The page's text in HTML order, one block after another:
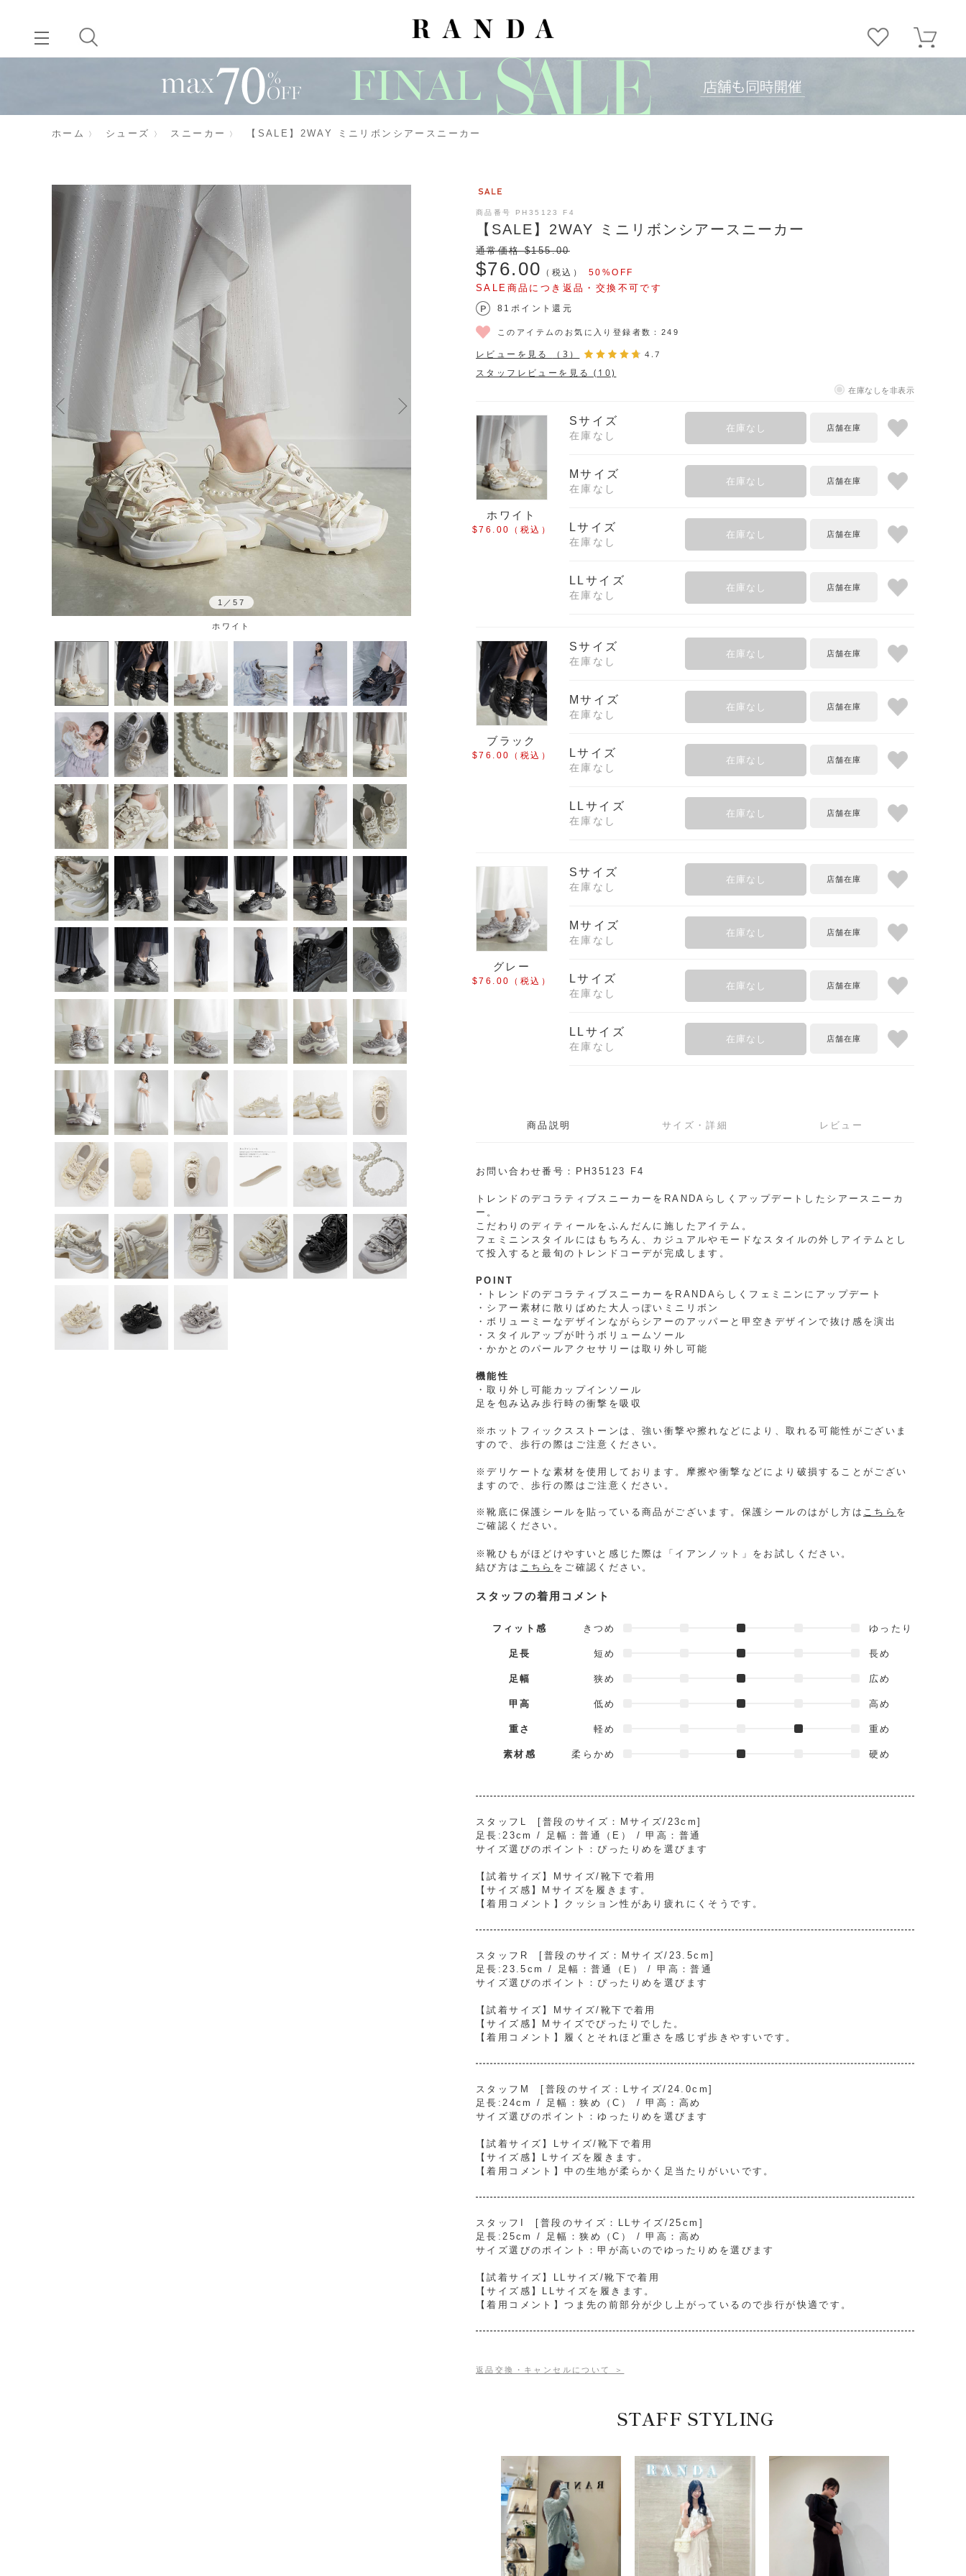
ホーム シューズ スニーカー 【SALE】2WAY ミニリボンシアースニーカー
1 ／57
ホワイト
商品番号 PH35123 F4
【SALE】2WAY ミニリボンシアースニーカー
通常価格 $‌155.00
$‌76.00 （税込） 50%OFF
SALE商品につき返品・交換不可です
81ポイント還元
このアイテムのお気に入り登録者数： 249
レビューを見る （3） 4.7
スタッフレビューを見る (10)
在庫なしを非表示
ホワイト
$‌76.00 （税込）
Sサイズ
在庫なし
在庫なし
Mサイズ
在庫なし
在庫なし
Lサイズ
在庫なし
在庫なし
LLサイズ
在庫なし
在庫なし
ブラック
$‌76.00 （税込）
Sサイズ
在庫なし
在庫なし
Mサイズ
在庫なし
在庫なし
Lサイズ
在庫なし
在庫なし
LLサイズ
在庫なし
在庫なし
グレー
$‌76.00 （税込）
Sサイズ
在庫なし
在庫なし
Mサイズ
在庫なし
在庫なし
Lサイズ
在庫なし
在庫なし
LLサイズ
在庫なし
在庫なし
商品説明 サイズ・詳細 レビュー
お問い合わせ番号：PH35123 F4
トレンドのデコラティブスニーカーをRANDAらしくアップデートしたシアースニーカ
ー。
こだわりのディティールをふんだんに施したアイテム。
フェミニンスタイルにはもちろん、カジュアルやモードなスタイルの外しアイテムとし
て投入すると最旬のトレンドコーデが完成します。
POINT
・トレンドのデコラティブスニーカーをRANDAらしくフェミニンにアップデート
・シアー素材に散りばめた大人っぽいミニリボン
・ボリューミーなデザインながらシアーのアッパーと甲空きデザインで抜け感を演出
・スタイルアップが叶うボリュームソール
・かかとのパールアクセサリーは取り外し可能
機能性
・取り外し可能カップインソール
足を包み込み歩行時の衝撃を吸収
※ホットフィックスストーンは、強い衝撃や擦れなどにより、取れる可能性がございま
すので、歩行の際はご注意ください。
※デリケートな素材を使用しております。摩擦や衝撃などにより破損することがござい
ますので、歩行の際はご注意ください。
※靴底に保護シールを貼っている商品がございます。保護シールのはがし方は こちら を
ご確認ください。
※靴ひもがほどけやすいと感じた際は「イアンノット」をお試しください。
結び方は こちら をご確認ください。
スタッフの着用コメント
フィット感 きつめ ゆったり
足長 短め 長め
足幅 狭め 広め
甲高 低め 高め
重さ 軽め 重め
素材感 柔らかめ 硬め
スタッフL [普段のサイズ：Mサイズ/23cm]
足長:23cm / 足幅：普通（E） / 甲高：普通
サイズ選びのポイント：ぴったりめを選びます
【試着サイズ】Mサイズ/靴下で着用
【サイズ感】Mサイズを履きます。
【着用コメント】クッション性があり疲れにくそうです。
スタッフR [普段のサイズ：Mサイズ/23.5cm]
足長:23.5cm / 足幅：普通（E） / 甲高：普通
サイズ選びのポイント：ぴったりめを選びます
【試着サイズ】Mサイズ/靴下で着用
【サイズ感】Mサイズでぴったりでした。
【着用コメント】履くとそれほど重さを感じず歩きやすいです。
スタッフM [普段のサイズ：Lサイズ/24.0cm]
足長:24cm / 足幅：狭め（C） / 甲高：高め
サイズ選びのポイント：ゆったりめを選びます
【試着サイズ】Lサイズ/靴下で着用
【サイズ感】Lサイズを履きます。
【着用コメント】中の生地が柔らかく足当たりがいいです。
スタッフI [普段のサイズ：LLサイズ/25cm]
足長:25cm / 足幅：狭め（C） / 甲高：高め
サイズ選びのポイント：甲が高いのでゆったりめを選びます
【試着サイズ】LLサイズ/靴下で着用
【サイズ感】LLサイズを履きます。
【着用コメント】つま先の前部分が少し上がっているので歩行が快適です。
返品交換・キャンセルについて ＞
STAFF STYLING